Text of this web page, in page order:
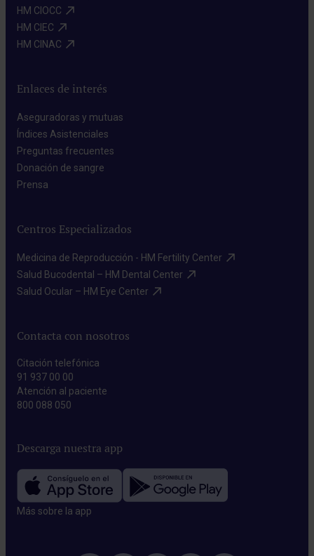
HM CIOCC​
HM CIEC​
HM CINAC​
Enlaces de interés
Aseguradoras y mutuas​
Índices Asistenciales​
Preguntas frecuentes​
Donación de sangre​
Prensa​
Centros Especializados
Medicina de Reproducción - HM Fertility Center​
Salud Bucodental – HM Dental Center​
Salud Ocular – HM Eye Center​
Contacta con nosotros
Citación telefónica
91 937 00 00
Atención al paciente
800 088 050
Descarga nuestra app
Más sobre la app​